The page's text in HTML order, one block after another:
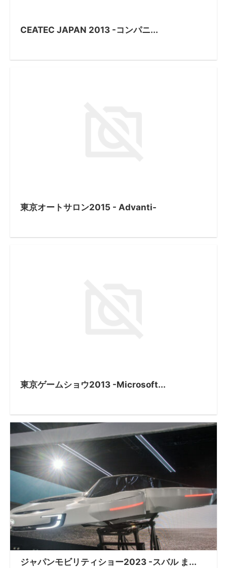
CEATEC JAPAN 2013 -コンパニ...
東京オートサロン2015 - Advanti-
東京ゲームショウ2013 -Microsoft...
ジャパンモビリティショー2023 -スバル ま...